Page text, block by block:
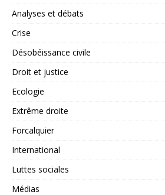
Analyses et débats
Crise
Désobéissance civile
Droit et justice
Ecologie
Extrême droite
Forcalquier
International
Luttes sociales
Médias